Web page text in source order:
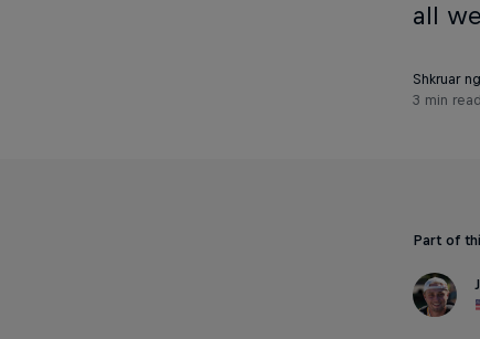
all
Shkruar
3 min read
Part of